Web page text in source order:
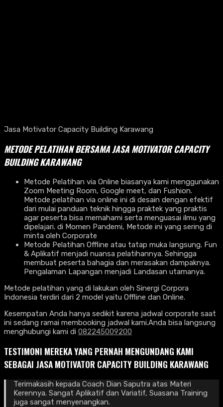
Jasa Motivator Capacity Building Karawang
METODE PELATIHAN BERSAMA JASA MOTIVATOR CAPACITY
BUILDING KARAWANG
Metode Pelatihan via Online biasanya kami menggunakan
Zoom Meeting Room, Google meet, dan Fushion.
Metode pelatihan via online ini di desain dengan efektif
dari mulai panduan teknik hingga praktek yang praktis
agar peserta bisa memahami serta menguasai ilmu yang
dipelajari. di Momen Pandemi, Metode ini yang sering di
minta oleh Corporate
Metode Pelatihan Offline atau tatap muka langsung. Fun
& Aplikatif menjadi nuansa pelatihannya. Sehingga
membuat peserta bahagia dan merasakan dampaknya.
Pengalaman Lapangan menjadi Landasan utamanya.
Metode pelatihan yang di lakukan oleh Sinergi Corpora
Indonesia terdiri dari 2 model yaitu Offline dan Online.
Kesempatan Anda hanya sedikit karena jadwal corporate saat
ini sedang ramai membooking jadwal kami.Anda bisa langsung
menghubungi kami di 082245009200
TESTIMONI MEREKA YANG PERNAH MENGUNDANG KAMI
SEBAGAI JASA MOTIVATOR CAPACITY BUILDING KARAWANG
Terimakasih kepada Coach Dian Saputra atas Materi
Kerennya. Sangat Aplikatif dan Variatif, Suasana Training
juga sangat menyenangkan.